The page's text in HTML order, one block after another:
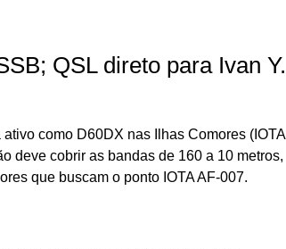
QSL direto para Ivan Y.
como D60DX nas Ilhas Comores (IOTA
deve cobrir as bandas de 160 a 10 metros,
que buscam o ponto IOTA AF-007.